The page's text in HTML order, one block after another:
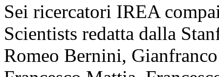
Sei ricercatori IREA
Scientists redatta dalla
Romeo Bernini,